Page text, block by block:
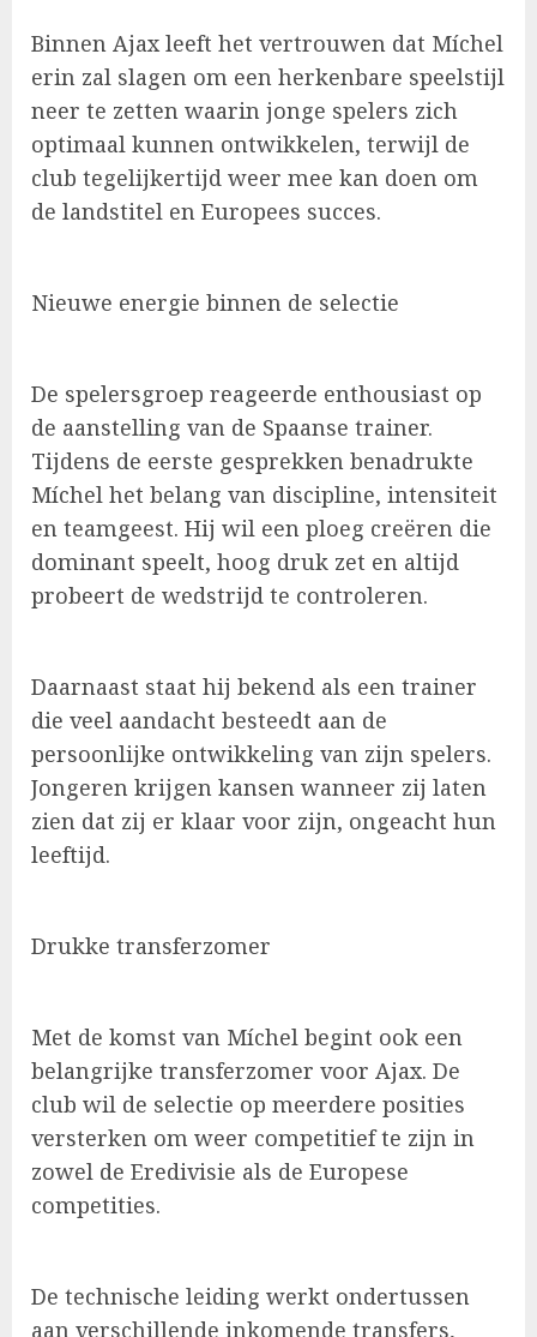
Binnen Ajax leeft het vertrouwen dat Míchel
erin zal slagen om een herkenbare speelstijl
neer te zetten waarin jonge spelers zich
optimaal kunnen ontwikkelen, terwijl de
club tegelijkertijd weer mee kan doen om
de landstitel en Europees succes.
Nieuwe energie binnen de selectie
De spelersgroep reageerde enthousiast op
de aanstelling van de Spaanse trainer.
Tijdens de eerste gesprekken benadrukte
Míchel het belang van discipline, intensiteit
en teamgeest. Hij wil een ploeg creëren die
dominant speelt, hoog druk zet en altijd
probeert de wedstrijd te controleren.
Daarnaast staat hij bekend als een trainer
die veel aandacht besteedt aan de
persoonlijke ontwikkeling van zijn spelers.
Jongeren krijgen kansen wanneer zij laten
zien dat zij er klaar voor zijn, ongeacht hun
leeftijd.
Drukke transferzomer
Met de komst van Míchel begint ook een
belangrijke transferzomer voor Ajax. De
club wil de selectie op meerdere posities
versterken om weer competitief te zijn in
zowel de Eredivisie als de Europese
competities.
De technische leiding werkt ondertussen
aan verschillende inkomende transfers,